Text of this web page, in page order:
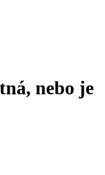
nebo je